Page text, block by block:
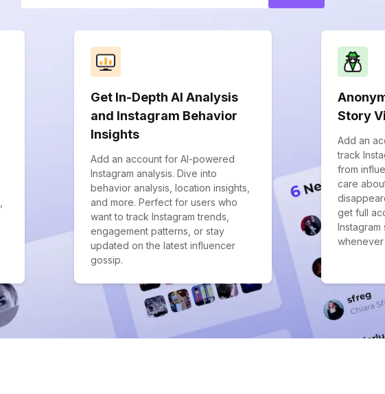
Get In-Depth AI Analysis
and Instagram Behavior
Insights
Add an account for AI-powered
Instagram analysis. Dive into
behavior analysis, location insights,
and more. Perfect for users who
want to track Instagram trends,
engagement patterns, or stay
updated on the latest influencer
gossip.
Story
Add an
track
from
care
get full
Instagram
whenever